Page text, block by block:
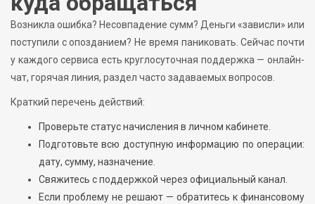
Возникла ошибка? Несовпадение сумм? Деньги «зависли» или
поступили с опозданием? Не время паниковать. Сейчас почти
у каждого сервиса есть круглосуточная поддержка — онлайн-
чат, горячая линия, раздел часто задаваемых вопросов.
Краткий перечень действий:
Проверьте статус начисления в личном кабинете.
Подготовьте всю доступную информацию по операции:
дату, сумму, назначение.
Свяжитесь с поддержкой через официальный канал.
Если проблему не решают — обратитесь к финансовому